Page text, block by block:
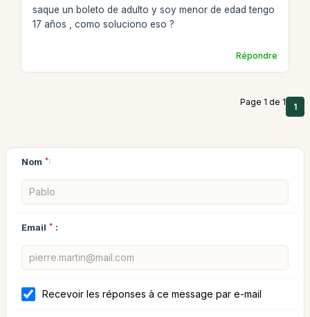
saque un boleto de adulto y soy menor de edad tengo
17 años , como soluciono eso ?
Répondre
Page 1 de 1 1
Nom *:
Email * :
Recevoir les réponses à ce message par e-mail